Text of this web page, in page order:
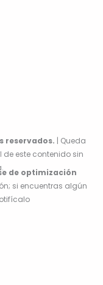
reservados. | Queda
este contenido sin
de optimización
si encuentras algún